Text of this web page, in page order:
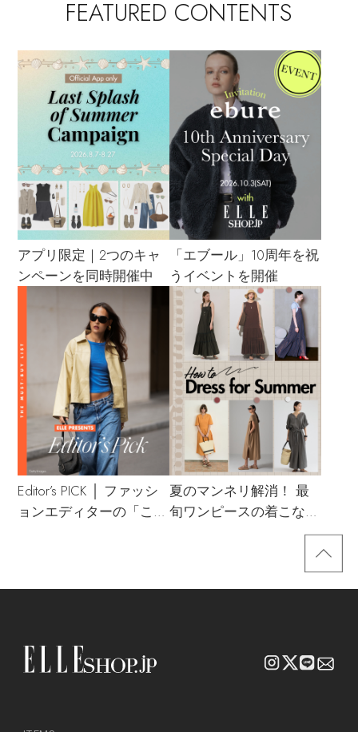
FEATURED CONTENTS
アプリ限定｜2つのキャ
ンペーンを同時開催中
「エブール」10周年を祝
うイベントを開催
Editor’s PICK │ ファッシ
ョンエディターの「これ
夏のマンネリ解消！ 最
旬ワンピースの着こなし